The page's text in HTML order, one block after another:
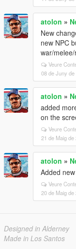
atolon »
New
new NPC
war/
Veure
08 de Juny de
atolon »
added
on the
Veure
21 de Maig de
atolon »
Added
Veure
20 de Maig de
Designed in Alderney
Made in Los Santos